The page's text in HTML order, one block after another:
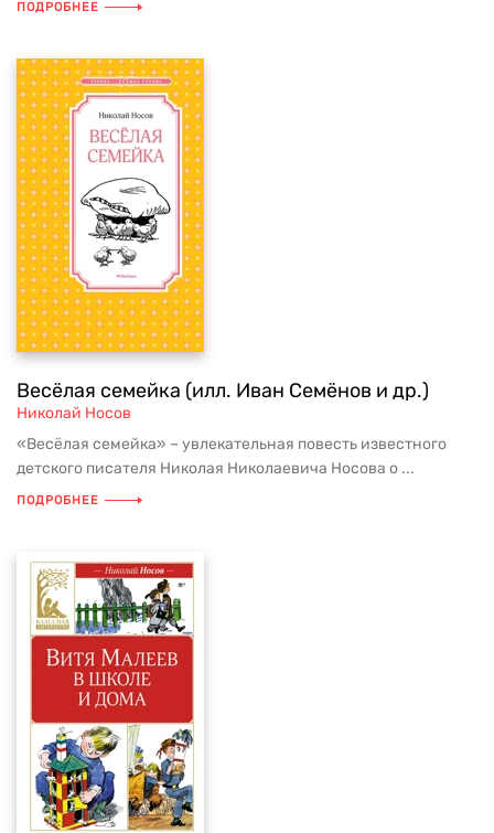
ПОДРОБНЕЕ
Весёлая семейка (илл. Иван Семёнов и др.)
Николай Носов
«Весёлая семейка» – увлекательная повесть известного
детского писателя Николая Николаевича Носова о ...
ПОДРОБНЕЕ